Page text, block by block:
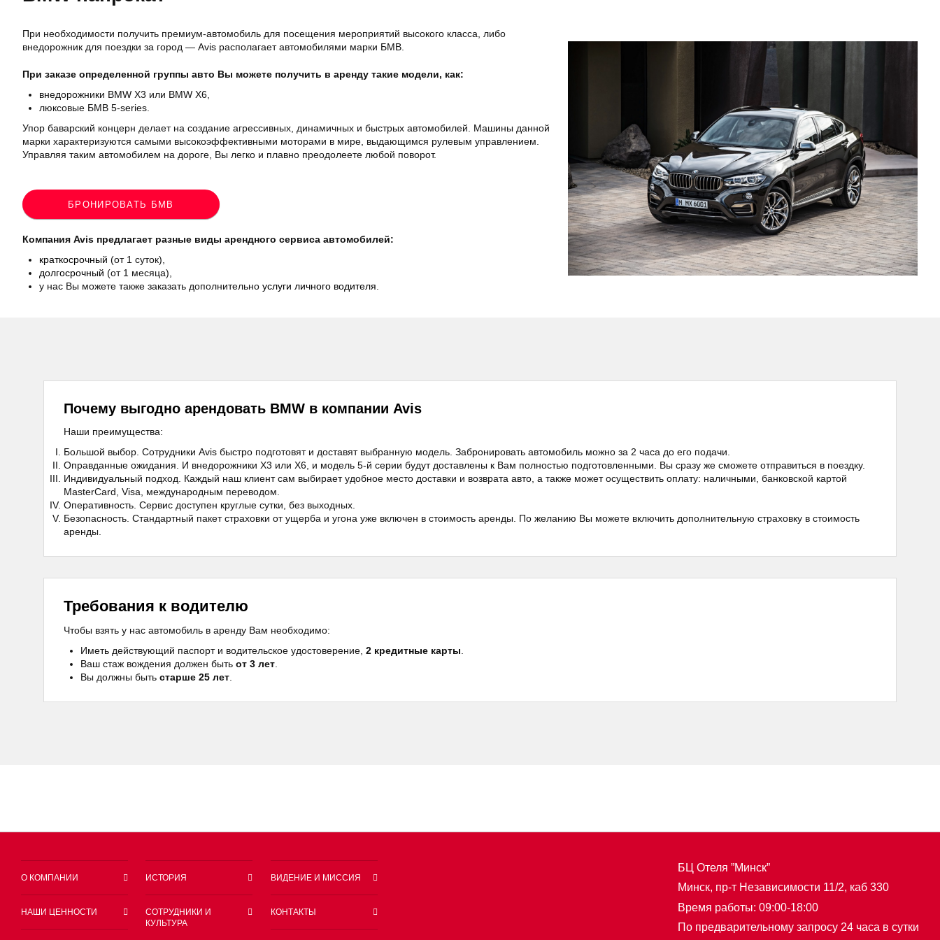
При необходимости получить премиум-автомобиль для посещения мероприятий высокого класса, либо
внедорожник для поездки за город — Avis располагает автомобилями марки БМВ.
При заказе определенной группы авто Вы можете получить в аренду такие модели, как:
внедорожники BMW X3 или BMW X6,
люксовые БМВ 5-series.
Упор баварский концерн делает на создание агрессивных, динамичных и быстрых автомобилей. Машины данной
марки характеризуются самыми высокоэффективными моторами в мире, выдающимся рулевым управлением.
Управляя таким автомобилем на дороге, Вы легко и плавно преодолеете любой поворот.
БРОНИРОВАТЬ БМВ
Компания Avis предлагает разные виды арендного сервиса автомобилей:
краткосрочный (от 1 суток),
долгосрочный (от 1 месяца),
у нас Вы можете также заказать дополнительно услуги личного водителя
Почему выгодно арендовать BMW в компании Avis
Наши преимущества:
Большой выбор. Сотрудники Avis быстро подготовят и доставят выбранную модель. Забронировать автомобиль можно за 2 часа до его подачи.
Оправданные ожидания. И внедорожники X3 или Х6, и модель 5-й серии будут доставлены к Вам полностью подготовленными. Вы сразу же сможете отправиться в поездку.
Индивидуальный подход. Каждый наш клиент сам выбирает удобное место доставки и возврата авто, а также может осуществить оплату: наличными, банковской картой
MasterCard, Visa, международным переводом.
Оперативность. Сервис доступен круглые сутки, без выходных.
Безопасность. Стандартный пакет страховки от ущерба и угона уже включен в стоимость аренды. По желанию Вы можете включить дополнительную страховку в стоимость
аренды.
Требования к водителю
Чтобы взять у нас автомобиль в аренду Вам необходимо:
Иметь действующий паспорт и водительское удостоверение, 2 кредитные карты
Ваш стаж вождения должен быть от 3 лет
Вы должны быть старше 25 лет
О КОМПАНИИ ИСТОРИЯ ВИДЕНИЕ И МИССИЯ
НАШИ ЦЕННОСТИ
СОТРУДНИКИ И
КУЛЬТУРА
КОНТАКТЫ
БЦ Отеля ”Минск”
Минск, пр-т Независимости 11/2, каб 330
Время работы: 09:00-18:00
По предварительному запросу 24 часа в сутки